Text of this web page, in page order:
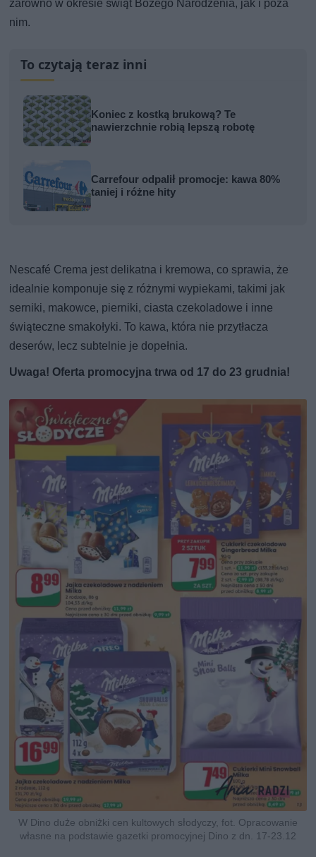
zarówno w okresie świąt Bożego Narodzenia, jak i poza
nim.
To czytają teraz inni
Koniec z kostką brukową? Te
nawierzchnie robią lepszą robotę
Carrefour odpalił promocje: kawa 80%
taniej i różne hity
Nescafé Crema jest delikatna i kremowa, co sprawia, że
idealnie komponuje się z różnymi wypiekami, takimi jak
serniki, makowce, pierniki, ciasta czekoladowe i inne
świąteczne smakołyki. To kawa, która nie przytłacza
deserów, lecz subtelnie je dopełnia.
Uwaga! Oferta promocyjna trwa od 17 do 23 grudnia!
W Dino duże obniżki cen kultowych słodyczy, fot. Opracowanie
własne na podstawie gazetki promocyjnej Dino z dn. 17-23.12